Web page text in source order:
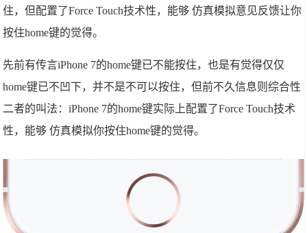
住，但配置了Force Touch技术性，能够 仿真模拟意见反馈让你
按住home键的觉得。
先前有传言iPhone 7的home键已不能按住，也是有觉得仅仅
home键已不凹下，并不是不可以按住，但前不久信息则综合性
二者的叫法：iPhone 7的home键实际上配置了Force Touch技术
性，能够 仿真模拟你按住home键的觉得。